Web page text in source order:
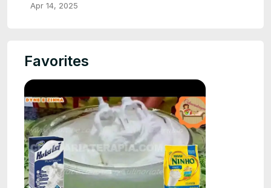
Apr 14, 2025
Favorites